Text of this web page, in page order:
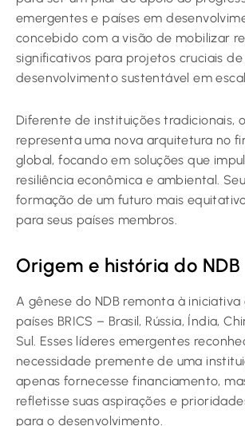
emergentes e países em
concebido com a visão de mobilizar
significativos para projetos cruciais
desenvolvimento sustentável em
Diferente de instituições tradicionais,
representa uma nova arquitetura no
global, focando em soluções que
resiliência econômica e ambiental.
formação de um futuro mais
para seus países membros.
Origem e história do NDB
A gênese do NDB remonta à
países BRICS – Brasil, Rússia, Índia,
Sul. Esses líderes emergentes
necessidade premente de uma
apenas fornecesse financiamento,
refletisse suas aspirações e
para o desenvolvimento.